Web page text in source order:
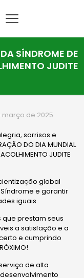
SÍNDROME DE
JUDITE
março de 2025
sorrisos e
DO DIA MUNDIAL
JUDITE
global
e garantir
iguais.
que prestam seus
a satisfação e a
e cumprindo
de alta